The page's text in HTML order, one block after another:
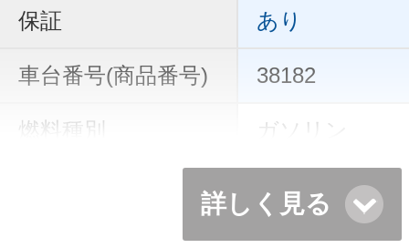
保証 あり
車台番号(商品番号) 38182
燃料種別 ガソリン
詳しく見る